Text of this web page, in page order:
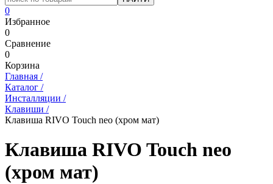
0
Избранное
0
Сравнение
0
Корзина
Главная /
Каталог /
Инсталляции /
Клавиши /
Клавиша RIVO Touch neo (хром мат)
Клавиша RIVO Touch neo
(хром мат)